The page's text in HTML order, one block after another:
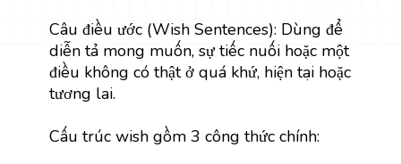
Câu điều ước (Wish Sentences): Dùng để
diễn tả mong muốn, sự tiếc nuối hoặc một
điều không có thật ở quá khứ, hiện tại hoặc
tương lai.
Cấu trúc wish gồm 3 công thức chính: